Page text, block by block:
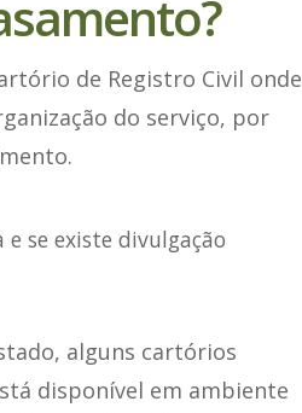
de Registro Civil onde
do serviço, por
se existe divulgação
alguns cartórios
disponível em ambiente